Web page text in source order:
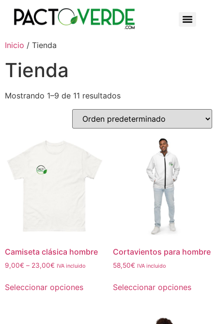
Inicio / Tienda
Tienda
Mostrando 1–9 de 11 resultados
Camiseta clásica hombre
9,00€ – 23,00€ IVA incluido
Seleccionar opciones
Cortavientos para hombre
58,50€ IVA incluido
Seleccionar opciones